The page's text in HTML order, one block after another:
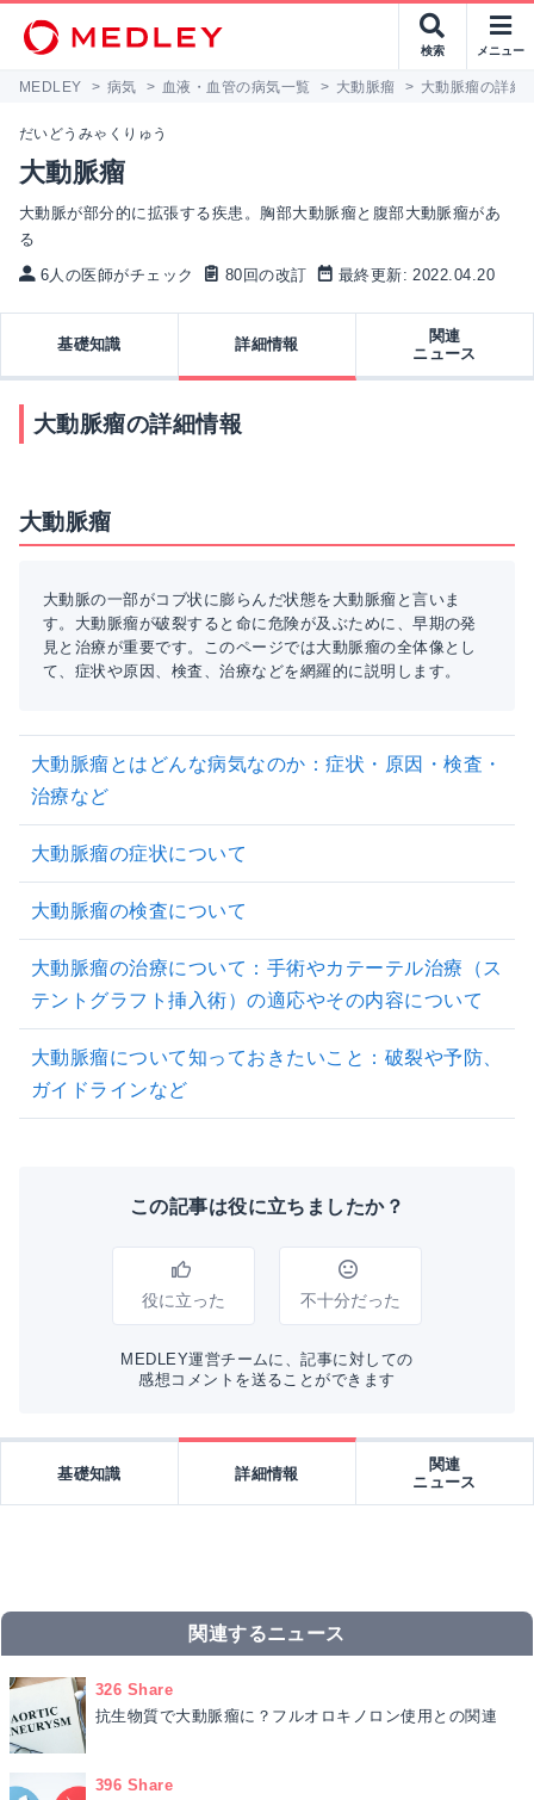
検索 メニュー
MEDLEY > 病気 > 血液・血管の病気一覧 > 大動脈瘤 > 大動脈瘤の詳細
だいどうみゃくりゅう
大動脈瘤
大動脈が部分的に拡張する疾患。胸部大動脈瘤と腹部大動脈瘤があ
る
6人の医師がチェック
80回の改訂 最終更新: 2022.04.20
基礎知識 詳細情報
関連
ニュース
大動脈瘤の詳細情報
大動脈瘤
大動脈の一部がコブ状に膨らんだ状態を大動脈瘤と言いま
す。大動脈瘤が破裂すると命に危険が及ぶために、早期の発
見と治療が重要です。このページでは大動脈瘤の全体像とし
て、症状や原因、検査、治療などを網羅的に説明します。
大動脈瘤とはどんな病気なのか：症状・原因・検査・
治療など
大動脈瘤の症状について
大動脈瘤の検査について
大動脈瘤の治療について：手術やカテーテル治療（ス
テントグラフト挿入術）の適応やその内容について
大動脈瘤について知っておきたいこと：破裂や予防、
ガイドラインなど
この記事は役に立ちましたか？
役に立った 不十分だった
MEDLEY運営チームに、記事に対しての
感想コメントを送ることができます
基礎知識 詳細情報
関連
ニュース
関連するニュース
326 Share
抗生物質で大動脈瘤に？フルオロキノロン使用との関連
396 Share